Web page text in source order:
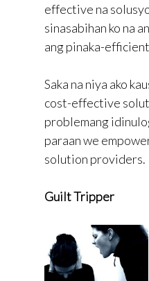
effective na
sinasabihan ko na
ang pinaka-
Saka na niya ako
cost-effective
problemang
paraan we
solution providers.
Guilt Tripper